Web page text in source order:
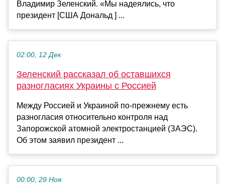
Владимир Зеленский. «Мы надеялись, что
президент [США Дональд ] ...
02:00, 12 Дек
Зеленский рассказал об оставшихся
разногласиях Украины с Россией
Между Россией и Украиной по-прежнему есть
разногласия относительно контроля над
Запорожской атомной электростанцией (ЗАЭС).
Об этом заявил президент ...
00:00, 29 Ноя